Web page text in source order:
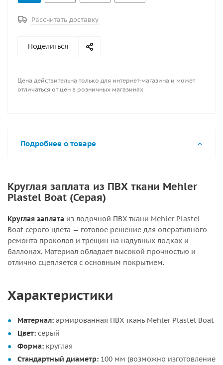
Рассчитать доставку
Поделиться
Цена действительна только для интернет-магазина и может
отличаться от цен в розничных магазинах
Подробнее о товаре
Круглая заплата из ПВХ ткани Mehler
Plastel Boat (Серая)
Круглая заплата из лодочной ПВХ ткани Mehler Plastel
Boat серого цвета — готовое решение для оперативного
ремонта проколов и трещин на надувных лодках и
баллонах. Материал обладает высокой прочностью и
отлично сцепляется с основным покрытием.
Характеристики
Материал: армированная ПВХ ткань Mehler Plastel Boat
Цвет: серый
Форма: круглая
Стандартный диаметр: 100 мм (возможно изготовление